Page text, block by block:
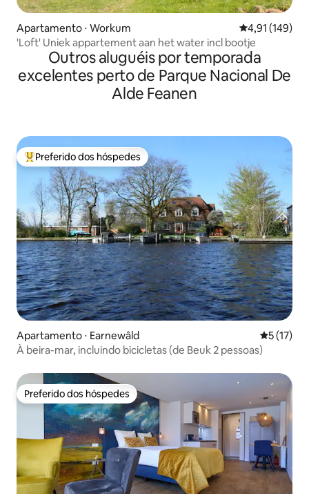
Apartamento ⋅ Workum 4,91 de uma
4,91 (149)
'Loft' Uniek appartement aan het water incl bootje
Outros aluguéis por temporada
excelentes perto de Parque Nacional De
Alde Feanen
Entre os melhores preferidos dos hóspedes
Preferido dos hóspedes
Apartamento ⋅ Earnewâld 5 de uma
5 (17)
À beira-mar, incluindo bicicletas (de Beuk 2 pessoas)
Preferido dos hóspedes
Preferido dos hóspedes